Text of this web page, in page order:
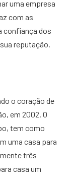
uma empresa
com as
confiança dos
reputação.
o coração de
em 2002. O
tem como
uma casa para
três
casa um